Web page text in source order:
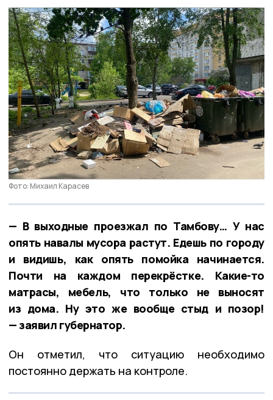
Фото: Михаил Карасев
— В выходные проезжал по Тамбову… У нас
опять навалы мусора растут. Едешь по городу
и видишь, как опять помойка начинается.
Почти на каждом перекрёстке. Какие-то
матрасы, мебель, что только не выносят
из дома. Ну это же вообще стыд и позор!
— заявил губернатор.
Он отметил, что ситуацию необходимо
постоянно держать на контроле.